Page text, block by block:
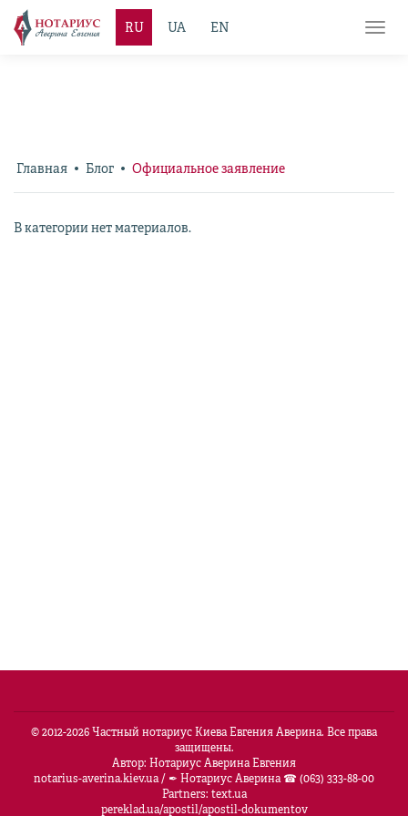
RU UA EN
Главная Блог Официальное заявление
В категории нет материалов.
© 2012-2026 Частный нотариус Киева Евгения Аверина. Все права
защищены.
Автор: Нотариус Аверина Евгения
notarius-averina.kiev.ua/ ✒ Нотариус Аверина ☎ (063) 333-88-00
Partners: text.ua
pereklad.ua/apostil/apostil-dokumentov